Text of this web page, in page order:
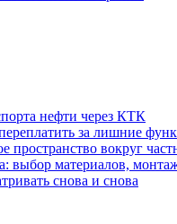
нефти через КТК
за лишние
пространство вокруг
выбор материалов,
снова и снова